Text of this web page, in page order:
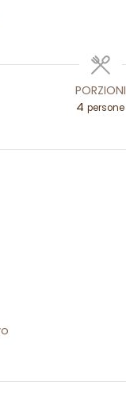
PORZIONI
4 persone